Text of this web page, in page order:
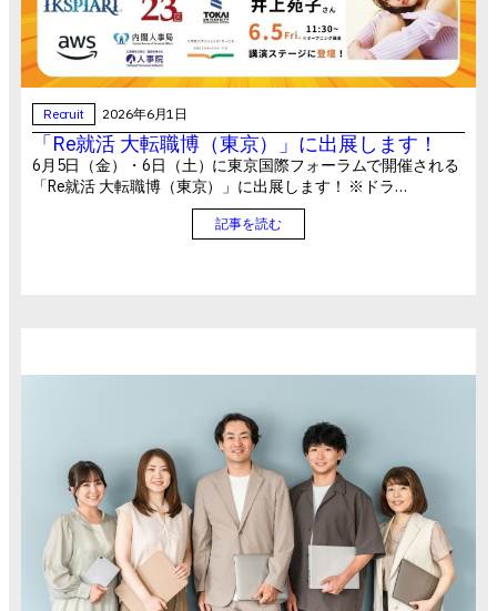
Recruit 2026年6月1日
「Re就活 大転職博（東京）」に出展します！
6月5日（金）・6日（土）に東京国際フォーラムで開催される
「Re就活 大転職博（東京）」に出展します！ ※ドラ…
記事を読む